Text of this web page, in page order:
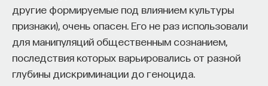
другие формируемые под влиянием культуры
признаки), очень опасен. Его не раз использовали
для манипуляций общественным сознанием,
последствия которых варьировались от разной
глубины дискриминации до геноцида.